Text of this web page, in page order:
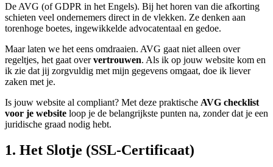
De AVG (of GDPR in het Engels). Bij het horen van die afkorting
schieten veel ondernemers direct in de vlekken. Ze denken aan
torenhoge boetes, ingewikkelde advocatentaal en gedoe.
Maar laten we het eens omdraaien. AVG gaat niet alleen over
regeltjes, het gaat oververtrouwen. Als ik op jouw website kom en
ik zie dat jij zorgvuldig met mijn gegevens omgaat, doe ik liever
zaken met je.
Is jouw website al compliant? Met deze praktische AVG checklist
voor je website loop je de belangrijkste punten na, zonder dat je een
juridische graad nodig hebt.
1. Het Slotje (SSL-Certificaat)